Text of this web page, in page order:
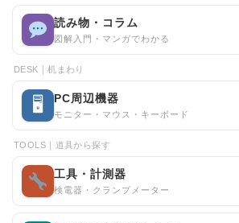
読み物・コラム
図解入門・マンガでわかる
DESK｜机まわり
🖥 PC周辺機器
モニター・マウス・キーボード
TOOLS｜道具から探す
工具・計測器
検電器・クランプメーター